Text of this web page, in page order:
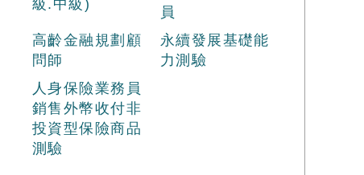
級.中級)
員
高齡金融規劃顧
問師
永續發展基礎能
力測驗
人身保險業務員
銷售外幣收付非
投資型保險商品
測驗